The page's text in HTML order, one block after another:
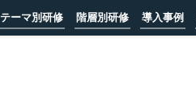
テーマ別研修 階層別研修 導入事例